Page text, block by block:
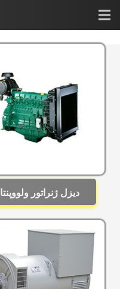
دیزل ژنراتور ولووپنتا